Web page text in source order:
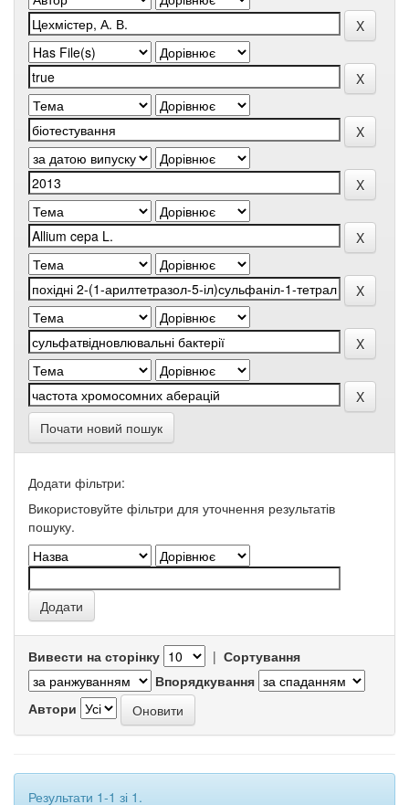
Почати новий пошук
Додати фільтри:
Використовуйте фільтри для уточнення результатів
пошуку.
Вивести на сторінку | Сортування
Впорядкування
Автори
Результати 1-1 зі 1.